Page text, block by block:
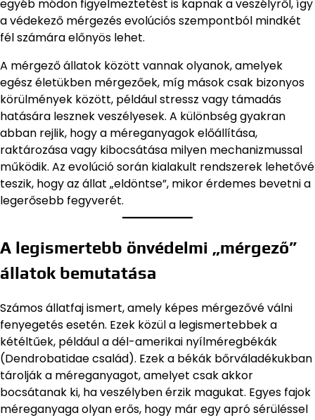
egyéb módon figyelmeztetést is kapnak a veszélyről, így
a védekező mérgezés evolúciós szempontból mindkét
fél számára előnyös lehet.
A mérgező állatok között vannak olyanok, amelyek
egész életükben mérgezőek, míg mások csak bizonyos
körülmények között, például stressz vagy támadás
hatására lesznek veszélyesek. A különbség gyakran
abban rejlik, hogy a méreganyagok előállítása,
raktározása vagy kibocsátása milyen mechanizmussal
működik. Az evolúció során kialakult rendszerek lehetővé
teszik, hogy az állat „eldöntse”, mikor érdemes bevetni a
legerősebb fegyverét.
A legismertebb önvédelmi „mérgező”
állatok bemutatása
Számos állatfaj ismert, amely képes mérgezővé válni
fenyegetés esetén. Ezek közül a legismertebbek a
kétéltűek, például a dél-amerikai nyílméregbékák
(Dendrobatidae család). Ezek a békák bőrváladékukban
tárolják a méreganyagot, amelyet csak akkor
bocsátanak ki, ha veszélyben érzik magukat. Egyes fajok
méreganyaga olyan erős, hogy már egy apró sérüléssel